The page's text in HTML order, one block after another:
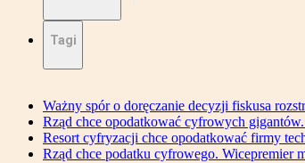
Tagi
Ważny spór o doręczanie decyzji fiskusa
Rząd chce opodatkować cyfrowych
Resort cyfryzacji chce opodatkować firmy
Rząd chce podatku cyfrowego. Wicepremier